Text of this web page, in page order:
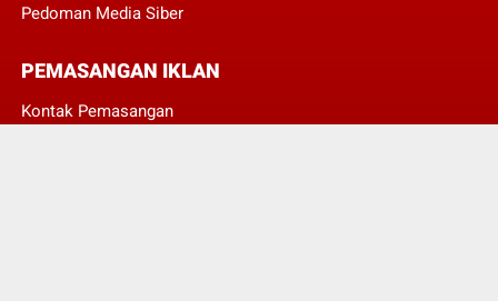
Pedoman Media Siber
PEMASANGAN IKLAN
Kontak Pemasangan